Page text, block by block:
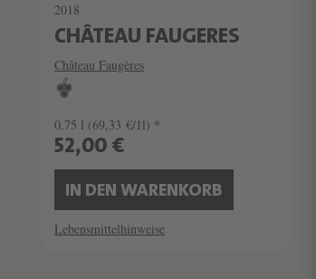
2018
CHÂTEAU FAUGERES
Château Faugères
0.75 l (69,33 €/1l) *
52,00 €
IN DEN WARENKORB
Lebensmittelhinweise